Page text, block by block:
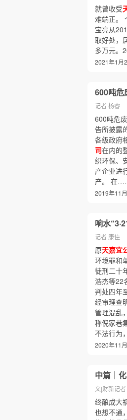
就曾收受
难端正。
宝亮从
取好处，
多万元。
2021年1月
600吨危
记者 杨睿
600吨危
告所披露
各级政府
司在内的
织环保、
产企业进
产。 在
2019年11
响水
记者 康佳
原天嘉宜
环境罪和
徒刑二十
浩杰等22
判处四年
经审理查
管理混乱
称倪家巷
不法行
2020年11
中篇｜
文|财新记
终酿成大
也想不通